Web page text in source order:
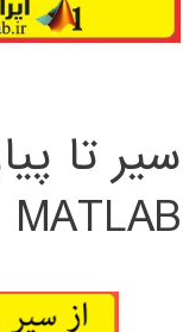
سیر تا
MATLAB